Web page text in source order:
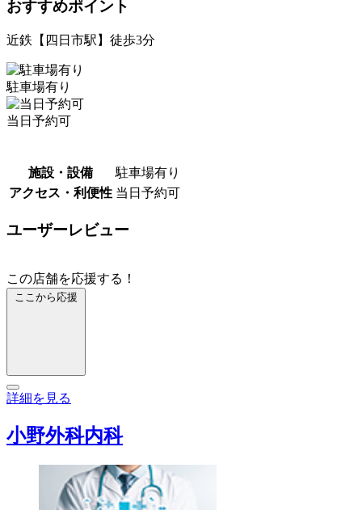
おすすめポイント
近鉄【四日市駅】徒歩3分
駐車場有り
当日予約可
施設・設備
駐車場有り
アクセス・利便性 当日予約可
ユーザーレビュー
この店舗を応援する！
ここから応援
詳細を見る
小野外科内科